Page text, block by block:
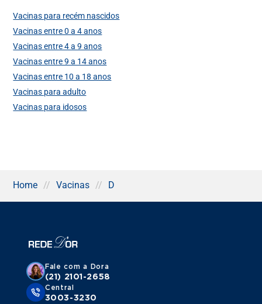
Vacinas para recém nascidos
Vacinas entre 0 a 4 anos
Vacinas entre 4 a 9 anos
Vacinas entre 9 a 14 anos
Vacinas entre 10 a 18 anos
Vacinas para adulto
Vacinas para idosos
Home // Vacinas // D
Fale com a Dora
(21) 2101-2658
Central
3003-3230